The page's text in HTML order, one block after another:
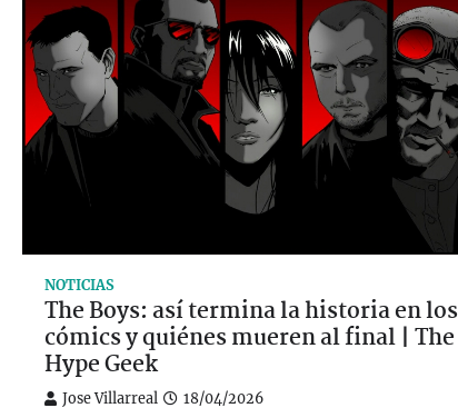
NOTICIAS
The Boys: así termina la historia en los
cómics y quiénes mueren al final | The
Hype Geek
Jose Villarreal 18/04/2026